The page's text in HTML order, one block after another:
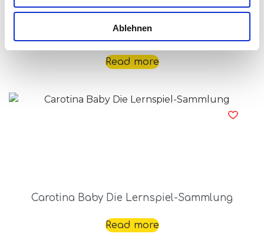
Ablehnen
Carotina Baby – Baby Microphone 2 In 1
Read more
Carotina Baby Die Lernspiel-Sammlung
Read more